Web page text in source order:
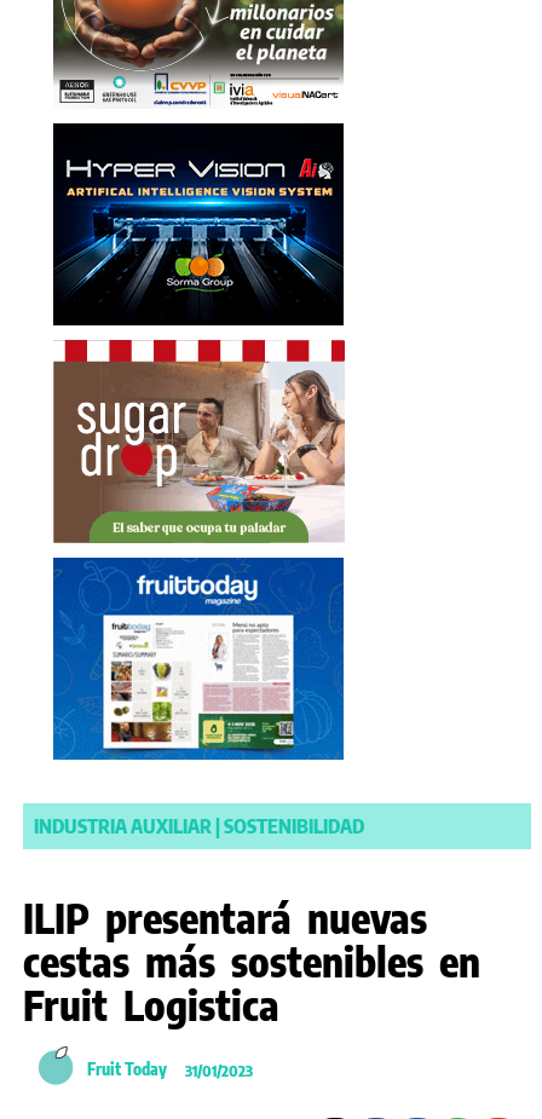
INDUSTRIA AUXILIAR |SOSTENIBILIDAD
ILIP presentará nuevas
cestas más sostenibles en
Fruit Logistica
Fruit Today 31/01/2023